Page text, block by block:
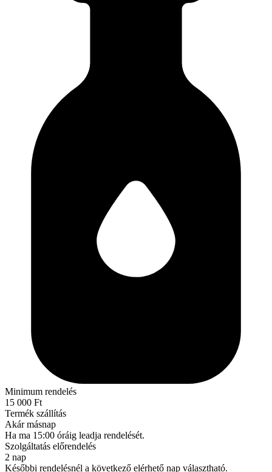
Minimum rendelés
15 000 Ft
Termék szállítás
Akár másnap
Ha ma 15:00 óráig leadja rendelését.
Szolgáltatás előrendelés
2 nap
Későbbi rendelésnél a következő elérhető nap választható.